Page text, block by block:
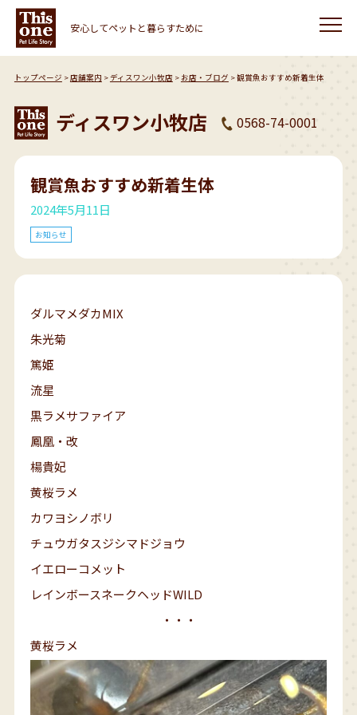
安心してペットと暮らすために
トップページ 店舗案内 ディスワン小牧店 お店・ブログ 観賞魚おすすめ新着生体
ディスワン小牧店 0568-74-0001
観賞魚おすすめ新着生体
2024年5月11日
お知らせ
ダルマメダカMIX
朱光菊
篤姫
流星
黒ラメサファイア
鳳凰・改
楊貴妃
黄桜ラメ
カワヨシノボリ
チュウガタスジシマドジョウ
イエローコメット
レインボースネークヘッドWILD
・・・
黄桜ラメ